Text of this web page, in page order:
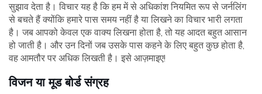
सुझाव देता है। विचार यह है कि हम में से अधिकांश नियमित रूप से जर्नलिंग
से बचते हैं क्योंकि हमारे पास समय नहीं है या लिखने का विचार भारी लगता
है। जब आपको केवल एक वाक्य लिखना होता है, तो यह आदत बहुत आसान
हो जाती है। और उन दिनों जब उसके पास कहने के लिए बहुत कुछ होता है,
वह आमतौर पर अधिक लिखती है। इसे आज़माइए!
विजन या मूड बोर्ड संग्रह